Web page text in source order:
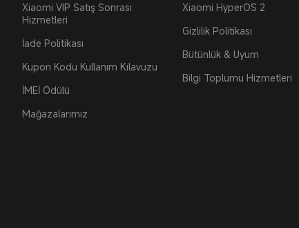
Xiaomi VIP Satış Sonrası
Hizmetleri
İade Politikası
Kupon Kodu Kullanım Kılavuzu
İMEİ Ödülü
Mağazalarımız
Xiaomi HyperOS 2
Gizlilik Politikası
Bütünlük & Uyum
Bilgi Toplumu Hizmetleri